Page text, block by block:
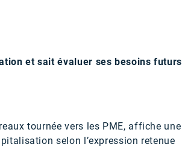
et sait évaluer ses besoins futurs
tournée vers les PME, affiche une
selon l’expression retenue